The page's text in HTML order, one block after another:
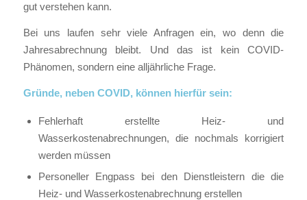
gut verstehen kann.
Bei uns laufen sehr viele Anfragen ein, wo denn die
Jahresabrechnung bleibt. Und das ist kein COVID-
Phänomen, sondern eine alljährliche Frage.
Gründe, neben COVID, können hierfür sein:
Fehlerhaft erstellte Heiz- und
Wasserkostenabrechnungen, die nochmals korrigiert
werden müssen
Personeller Engpass bei den Dienstleistern die die
Heiz- und Wasserkostenabrechnung erstellen